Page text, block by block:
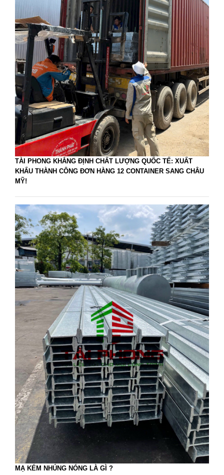
TÀI PHONG KHẲNG ĐỊNH CHẤT LƯỢNG QUỐC TẾ: XUẤT
KHẨU THÀNH CÔNG ĐƠN HÀNG 12 CONTAINER SANG CHÂU
MỸ!
MẠ KÉM NHÚNG NÓNG LÀ GÌ ?